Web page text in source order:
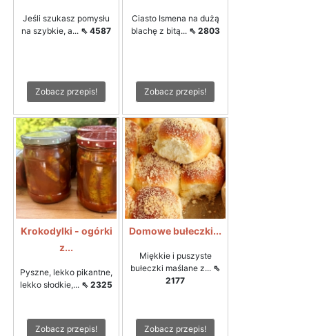
Jeśli szukasz pomysłu
na szybkie, a... ⇖ 4587
Zobacz przepis!
Ciasto Ismena na dużą
blachę z bitą... ⇖ 2803
Zobacz przepis!
Krokodylki - ogórki
z...
Pyszne, lekko pikantne,
lekko słodkie,... ⇖ 2325
Zobacz przepis!
Domowe bułeczki...
Miękkie i puszyste
bułeczki maślane z... ⇖
2177
Zobacz przepis!